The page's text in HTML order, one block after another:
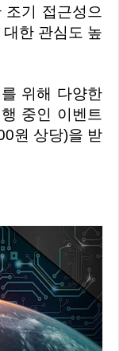
기 접근성으
한 관심도 높
중인 이벤트
원 상당)을 받